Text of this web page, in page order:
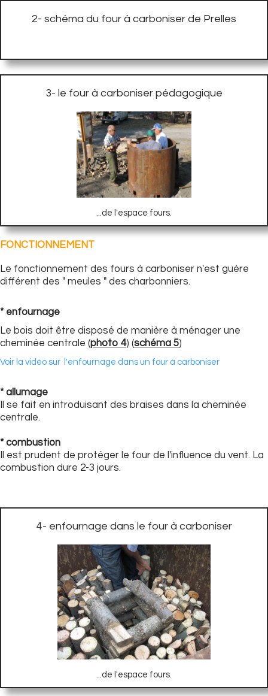
2- schéma du four à carboniser de Prelles
3- le four à carboniser pédagogique
...de l'espace fours.
FONCTIONNEMENT
Le fonctionnement des fours à carboniser n'est guère
différent des " meules " des charbonniers.
* enfournage
Le bois doit être disposé de manière à ménager une
cheminée centrale (photo 4) (schéma 5)
Voir la vidéo sur l'enfournage dans un four à carboniser
* allumage
Il se fait en introduisant des braises dans la cheminée
centrale.
* combustion
Il est prudent de protéger le four de l'influence du vent. La
combustion dure 2-3 jours.
4- enfournage dans le four à carboniser
...de l'espace fours.